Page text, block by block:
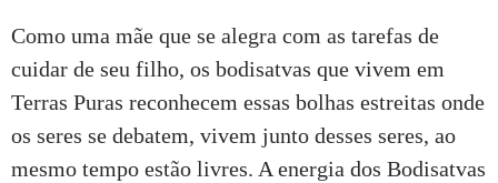
Como uma mãe que se alegra com as tarefas de
cuidar de seu filho, os bodisatvas que vivem em
Terras Puras reconhecem essas bolhas estreitas onde
os seres se debatem, vivem junto desses seres, ao
mesmo tempo estão livres. A energia dos Bodisatvas